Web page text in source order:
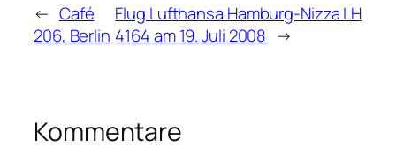
← Café
206, Berlin
Flug Lufthansa Hamburg-Nizza LH
4164 am 19. Juli 2008 →
Kommentare